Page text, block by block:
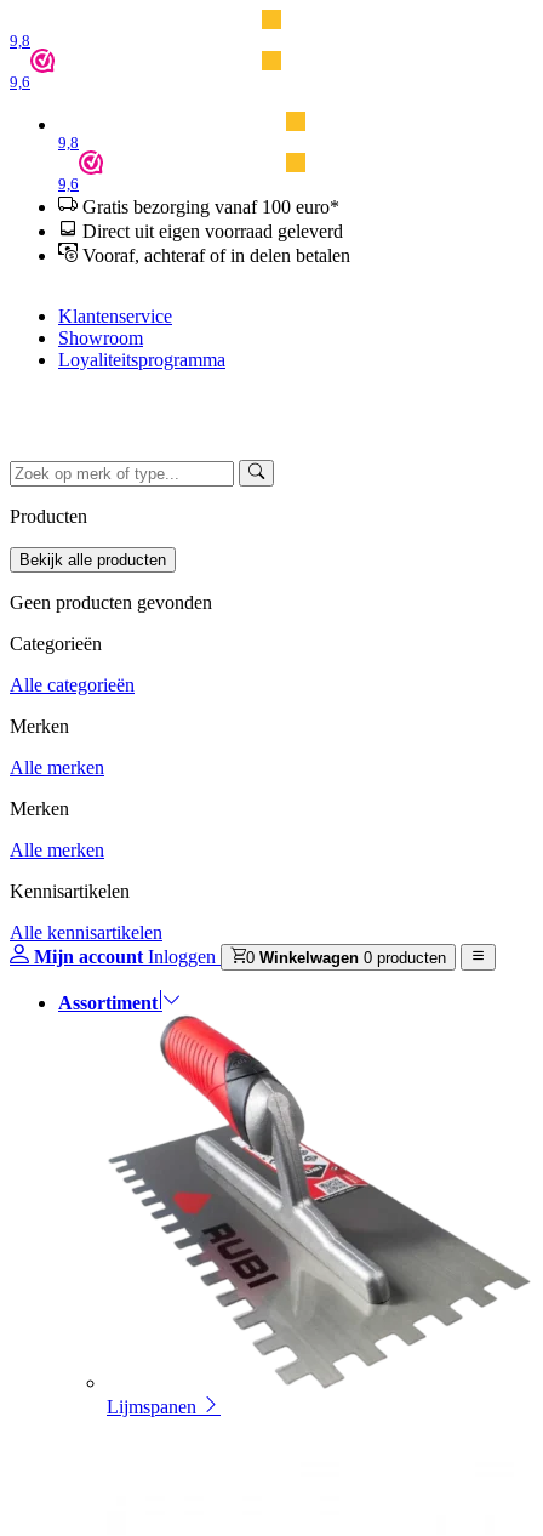
9,8
9,6
9,8
9,6
Gratis bezorging vanaf 100 euro*
Direct uit eigen voorraad geleverd
Vooraf, achteraf of in delen betalen
Klantenservice
Showroom
Loyaliteitsprogramma
Producten
Geen producten gevonden
Categorieën
Alle categorieën
Merken
Alle merken
Merken
Alle merken
Kennisartikelen
Alle kennisartikelen
Mijn account Inloggen 0 Winkelwagen 0 producten
Assortiment
Lijmspanen